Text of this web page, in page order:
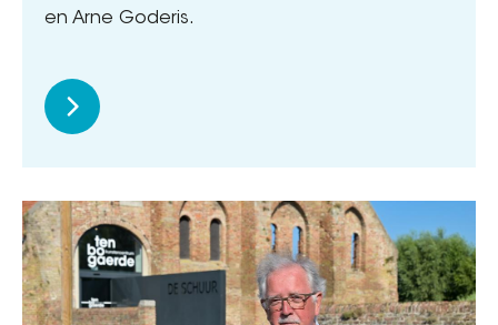
en Arne Goderis.